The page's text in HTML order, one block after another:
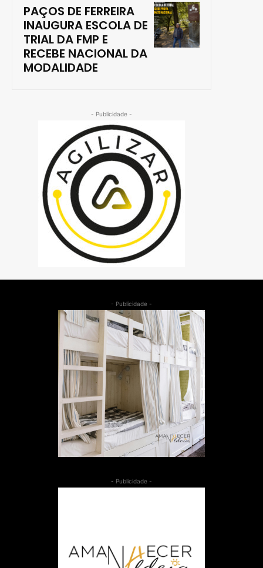
PAÇOS DE FERREIRA
INAUGURA ESCOLA DE
TRIAL DA FMP E
RECEBE NACIONAL DA
MODALIDADE
- Publicidade -
- Publicidade -
- Publicidade -